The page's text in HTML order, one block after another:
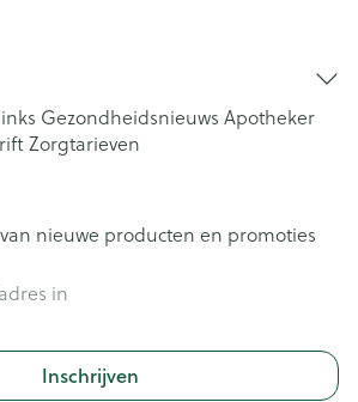
Gezondheidsnieuws Apotheker
Zorgtarieven
nieuwe producten en promoties
Inschrijven